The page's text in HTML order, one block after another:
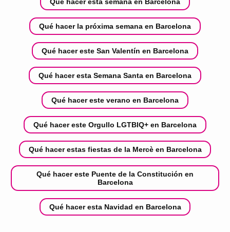
Qué hacer la próxima semana en Barcelona
Qué hacer este San Valentín en Barcelona
Qué hacer esta Semana Santa en Barcelona
Qué hacer este verano en Barcelona
Qué hacer este Orgullo LGTBIQ+ en Barcelona
Qué hacer estas fiestas de la Mercè en Barcelona
Qué hacer este Puente de la Constitución en
Barcelona
Qué hacer esta Navidad en Barcelona